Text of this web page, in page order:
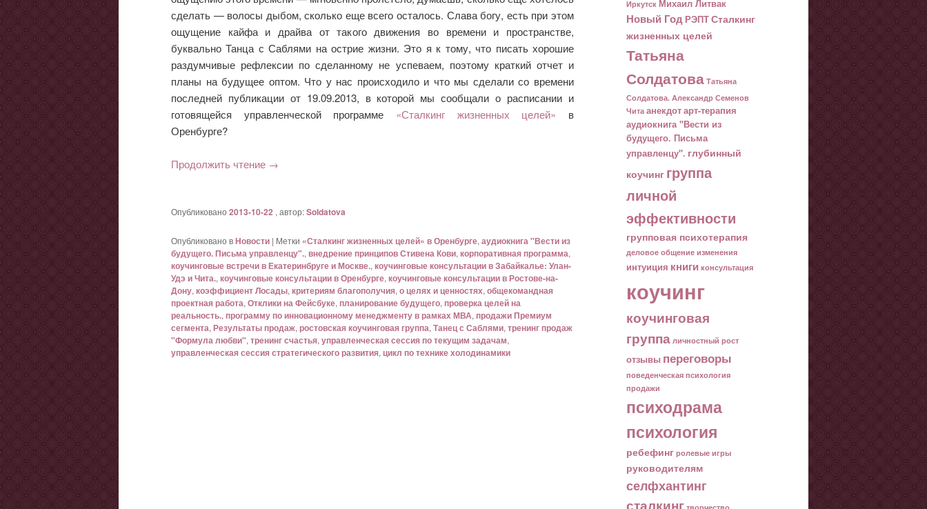
сделать — волосы дыбом, сколько еще всего осталось. Слава богу, есть при этом
ощущение кайфа и драйва от такого движения во времени и пространстве,
буквально Танца с Саблями на острие жизни. Это я к тому, что писать хорошие
раздумчивые рефлексии по сделанному не успеваем, поэтому краткий отчет и
планы на будущее оптом. Что у нас происходило и что мы сделали со времени
последней публикации от 19.09.2013, в которой мы сообщали о расписании и
готовящейся управленческой программе «Сталкинг жизненных целей» в
Оренбурге?
Продолжить чтение →
Опубликовано 2013-10-22 , автор:Soldatova
Опубликовано вНовости | Метки «Сталкинг жизненных целей» в Оренбурге, аудиокнига "Вести из
будущего. Письма управленцу"., внедрение принципов Стивена Кови, корпоративная программа,
коучинговые встречи в Екатеринбруге и Москве., коучинговые консультации в Забайкалье: Улан-
Удэ и Чита., коучинговые консультации в Оренбурге, коучинговые консультации в Ростове-на-
Дону, коэффициент Лосады, критериям благополучия, о целях и ценностях, общекомандная
проектная работа, Отклики на Фейсбуке, планирование будущего, проверка целей на
реальность., программу по инновационному менеджменту в рамках МВА, продажи Премиум
сегмента, Результаты продаж, ростовская коучинговая группа, Танец с Саблями, тренинг продаж
"Формула любви", тренинг счастья, управленческая сессия по текущим задачам,
управленческая сессия стратегического развития, цикл по технике холодинамики
Иркутск Михаил Литвак
Новый Год РЭПТСталкинг
жизненных целей
Татьяна
Солдатова Татьяна
Солдатова. Александр Семенов
Чита анекдотарт-терапия
аудиокнига "Вести из
будущего. Письма
управленцу". глубинный
коучинг группа
личной
эффективности
групповая психотерапия
деловое общение изменения
интуиция книги консультация
коучинг
коучинговая
группа личностный рост
отзывы переговоры
поведенческая психология
продажи
психодрама
психология
ребефинг ролевые игры
руководителям
селфхантинг